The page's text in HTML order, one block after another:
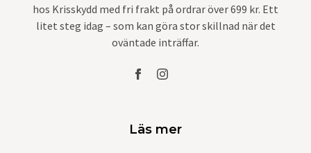
hos Krisskydd med fri frakt på ordrar över 699 kr. Ett
litet steg idag – som kan göra stor skillnad när det
oväntade inträffar.
Läs mer